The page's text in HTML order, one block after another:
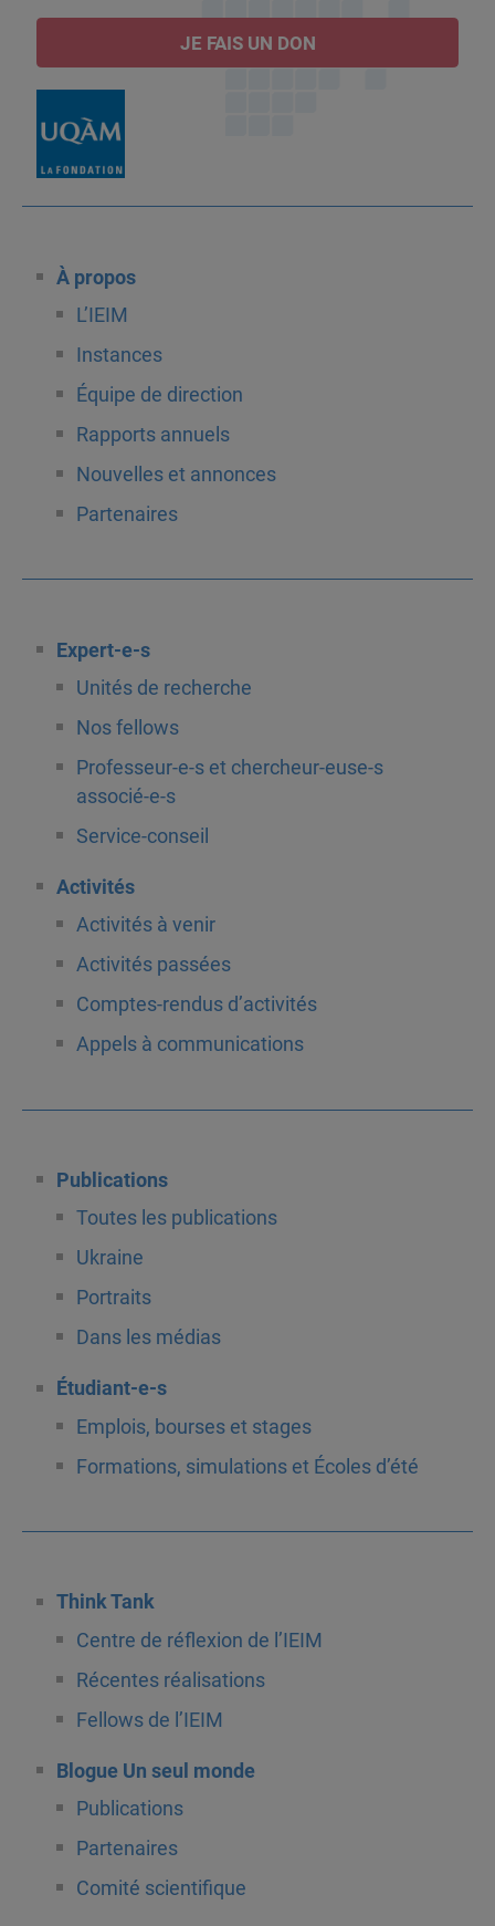
JE FAIS UN DON
À propos
L’IEIM
Instances
Équipe de direction
Rapports annuels
Nouvelles et annonces
Partenaires
Expert-e-s
Unités de recherche
Nos fellows
Professeur-e-s et chercheur-euse-s
associé-e-s
Service-conseil
Activités
Activités à venir
Activités passées
Comptes-rendus d’activités
Appels à communications
Publications
Toutes les publications
Ukraine
Portraits
Dans les médias
Étudiant-e-s
Emplois, bourses et stages
Formations, simulations et Écoles d’été
Think Tank
Centre de réflexion de l’IEIM
Récentes réalisations
Fellows de l’IEIM
Blogue Un seul monde
Publications
Partenaires
Comité scientifique